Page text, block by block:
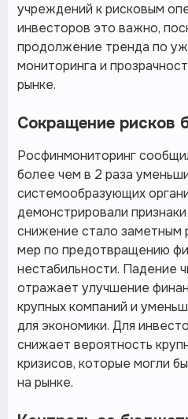
учреждений к рисковым
инвесторов это важно,
продолжение тренда по
мониторинга и
рынке.
Сокращение рисков
Росфинмониторинг
более чем в 2 раза
системообразующих
демонстрировали
снижение стало заметным
мер по предотвращению
нестабильности. Падение
отражает улучшение
крупных компаний и
для экономики. Для
снижает вероятность
кризисов, которые могли
на рынке.